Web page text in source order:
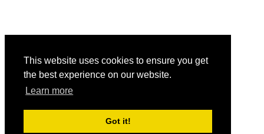
This website uses cookies to ensure you get
the best experience on our website.
Learn more
Got it!